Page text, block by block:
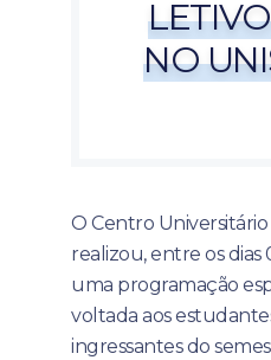
NO
O Centro Universitário
realizou, entre os dias
uma programação
voltada aos
ingressantes do